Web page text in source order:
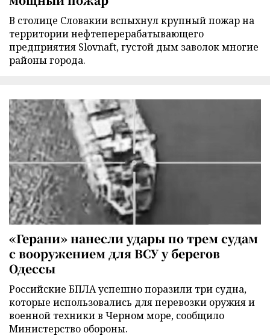
В столице Словакии вспыхнул крупный пожар на
территории нефтеперерабатывающего
предприятия Slovnaft, густой дым заволок многие
районы города.
«Герани» нанесли удары по трем судам
с вооружением для ВСУ у берегов
Одессы
Российские БПЛА успешно поразили три судна,
которые использовались для перевозки оружия и
военной техники в Черном море, сообщило
Министерство обороны.